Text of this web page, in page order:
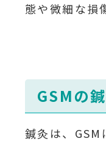
態や微細な損
GSMの
鍼灸は、